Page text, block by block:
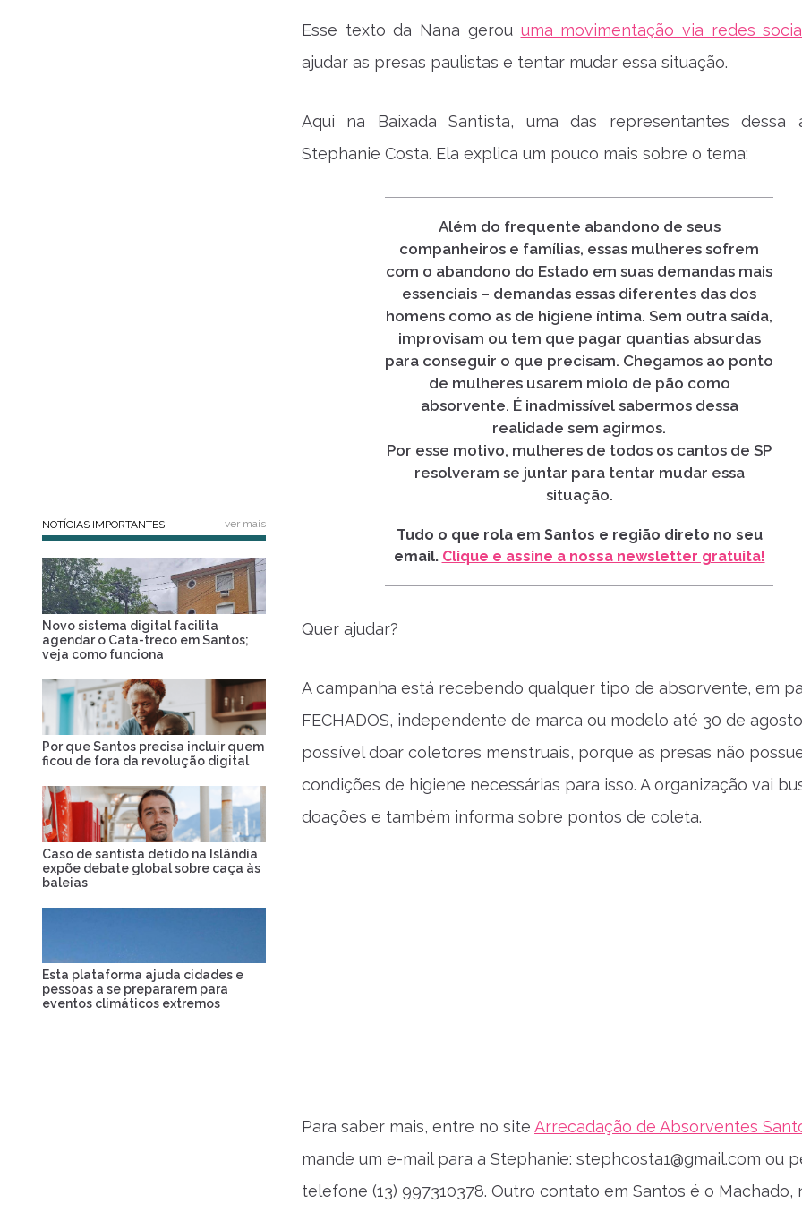
Esse texto da Nana gerou uma movimentação via redes
ajudar as presas paulistas e tentar mudar essa situação.
Aqui na Baixada Santista, uma das representantes dessa
Stephanie Costa. Ela explica um pouco mais sobre o tema:
Além do frequente abandono de seus
companheiros e famílias, essas mulheres sofrem
com o abandono do Estado em suas demandas mais
essenciais – demandas essas diferentes das dos
homens como as de higiene íntima. Sem outra saída,
improvisam ou tem que pagar quantias absurdas
para conseguir o que precisam. Chegamos ao ponto
de mulheres usarem miolo de pão como
absorvente. É inadmissível sabermos dessa
realidade sem agirmos.
Por esse motivo, mulheres de todos os cantos de SP
resolveram se juntar para tentar mudar essa
situação.
Tudo o que rola em Santos e região direto no seu
email. Clique e assine a nossa newsletter gratuita!
Quer ajudar?
A campanha está recebendo qualquer tipo de absorvente, em
FECHADOS, independente de marca ou modelo até 30 de
possível doar coletores menstruais, porque as presas não
condições de higiene necessárias para isso. A organização vai
doações e também informa sobre pontos de coleta.
Para saber mais, entre no site Arrecadação de Absorventes
mande um e-mail para a Stephanie: stephcosta1@gmail.com ou
telefone (13) 997310378. Outro contato em Santos é o Machado,
NOTÍCIAS IMPORTANTES ver mais
Novo sistema digital facilita
agendar o Cata-treco em Santos;
veja como funciona
Por que Santos precisa incluir quem
ficou de fora da revolução digital
Caso de santista detido na Islândia
expõe debate global sobre caça às
baleias
Esta plataforma ajuda cidades e
pessoas a se prepararem para
eventos climáticos extremos